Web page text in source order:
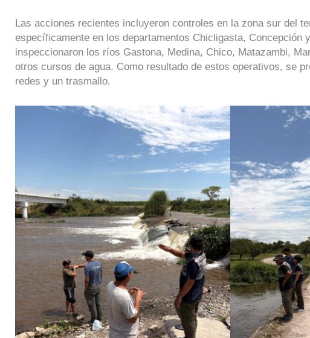
Las acciones recientes incluyeron controles en la zona sur del
específicamente en los departamentos Chicligasta, Concepción
inspeccionaron los ríos Gastona, Medina, Chico, Matazambi,
otros cursos de agua. Como resultado de estos operativos, se
redes y un trasmallo.